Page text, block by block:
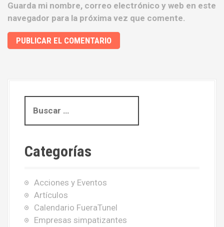
Guarda mi nombre, correo electrónico y web en este
navegador para la próxima vez que comente.
s
a
Categorías
Acciones y Eventos
Artículos
Calendario FueraTunel
Empresas simpatizantes